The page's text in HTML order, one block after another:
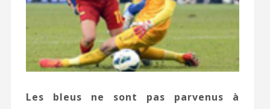
Les bleus ne sont pas parvenus à